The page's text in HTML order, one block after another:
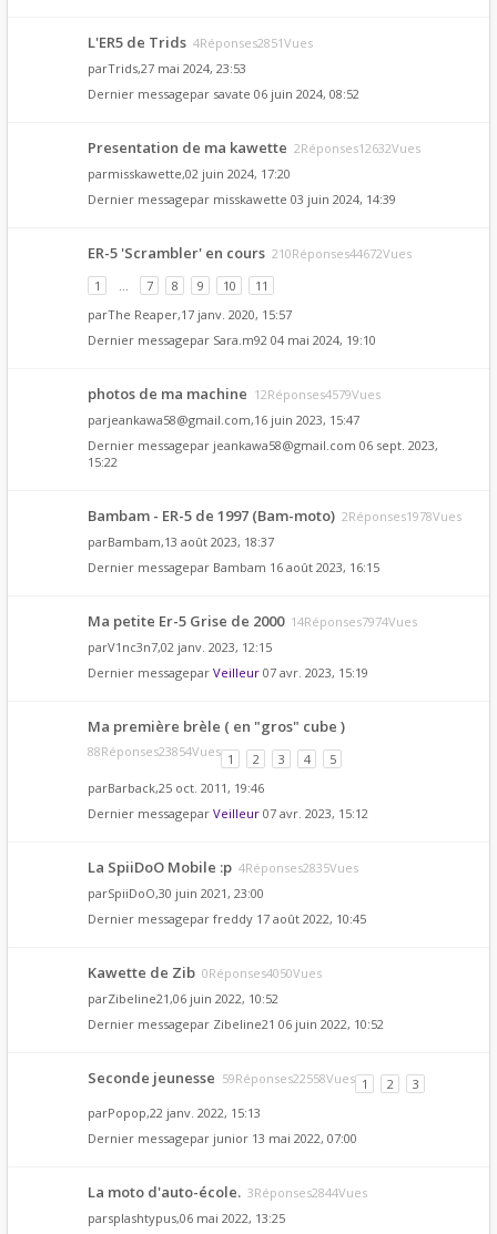
L'ER5 de Trids 4Réponses2851Vues
parTrids,27 mai 2024, 23:53
Dernier messagepar savate 06 juin 2024, 08:52
Presentation de ma kawette 2Réponses12632Vues
parmisskawette,02 juin 2024, 17:20
Dernier messagepar misskawette 03 juin 2024, 14:39
ER-5 'Scrambler' en cours 210Réponses44672Vues
1
… 7 8 9 10
11
parThe Reaper,17 janv. 2020, 15:57
Dernier messagepar Sara.m92 04 mai 2024, 19:10
photos de ma machine 12Réponses4579Vues
parjeankawa58@gmail.com,16 juin 2023, 15:47
Dernier messagepar jeankawa58@gmail.com 06 sept. 2023,
15:22
Bambam - ER-5 de 1997 (Bam-moto) 2Réponses1978Vues
parBambam,13 août 2023, 18:37
Dernier messagepar Bambam 16 août 2023, 16:15
Ma petite Er-5 Grise de 2000 14Réponses7974Vues
parV1nc3n7,02 janv. 2023, 12:15
Dernier messagepar Veilleur 07 avr. 2023, 15:19
Ma première brèle ( en "gros" cube )
88Réponses23854Vues 1 2 3 4
5
parBarback,25 oct. 2011, 19:46
Dernier messagepar Veilleur 07 avr. 2023, 15:12
La SpiiDoO Mobile :p 4Réponses2835Vues
parSpiiDoO,30 juin 2021, 23:00
Dernier messagepar freddy 17 août 2022, 10:45
Kawette de Zib 0Réponses4050Vues
parZibeline21,06 juin 2022, 10:52
Dernier messagepar Zibeline21 06 juin 2022, 10:52
Seconde jeunesse 59Réponses22558Vues 1 2
3
parPopop,22 janv. 2022, 15:13
Dernier messagepar junior 13 mai 2022, 07:00
La moto d'auto-école. 3Réponses2844Vues
parsplashtypus,06 mai 2022, 13:25